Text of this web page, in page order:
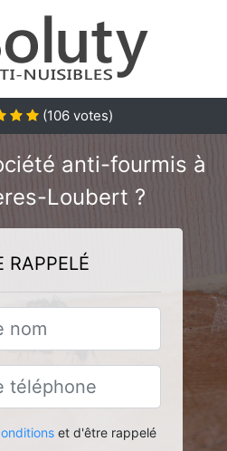
(106votes)
anti-fourmis à
Loubert ?
RAPPELÉ
et d'être rappelé